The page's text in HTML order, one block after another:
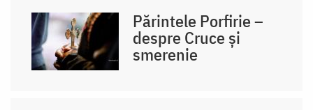
Părintele Porfirie –
despre Cruce și
smerenie